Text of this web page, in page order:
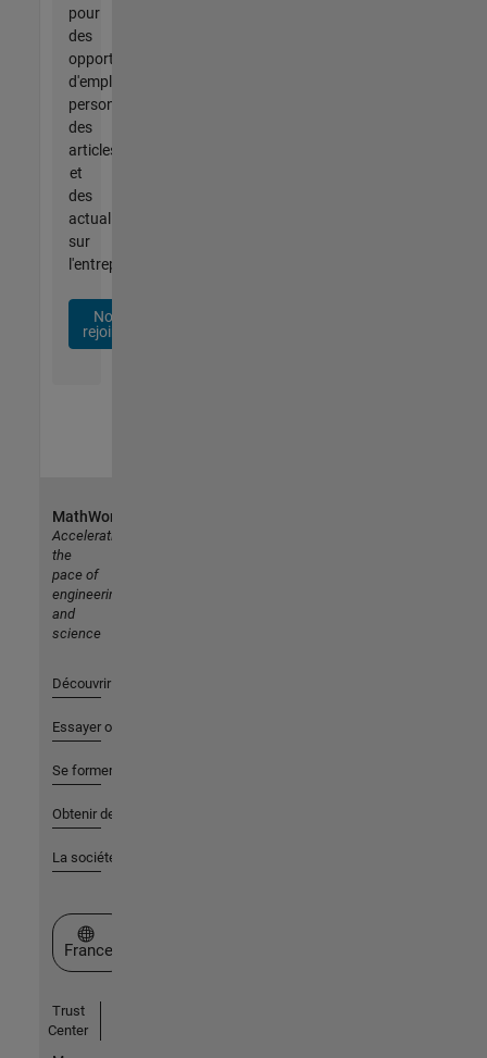
pour
des
opportunités
d'emploi
personnalisées,
des
articles
et
des
actualités
sur
l'entreprise.
Nous
rejoindre
MathWorks
Accelerating
the
pace of
engineering
and
science
Découvrir les produits
Essayer ou acheter
Se former
Obtenir de l'aide
La société
Sélectionner un site web
France
Trust
Center